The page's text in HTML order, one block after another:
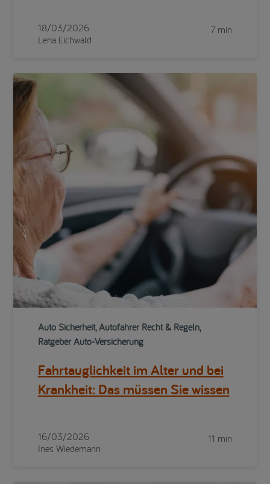
18/03/2026
Lena Eichwald
7 min
Auto Sicherheit, Autofahrer Recht & Regeln,
Ratgeber Auto-Versicherung
Fahrtauglichkeit im Alter und bei
Krankheit: Das müssen Sie wissen
16/03/2026
Ines Wiedemann
11 min